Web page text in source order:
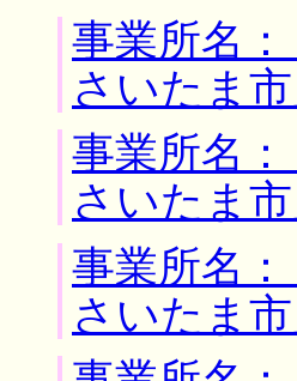
事業所名
さいたま
事業所名
さいたま
事業所名
さいたま